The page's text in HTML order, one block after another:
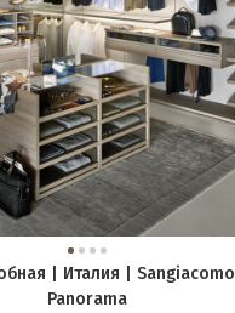
| Италия | Sangiacomo
Panorama